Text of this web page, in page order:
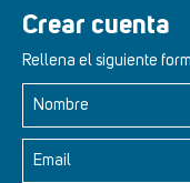
Crear cuenta
Rellena el siguiente
Nombre
Email
Retablos